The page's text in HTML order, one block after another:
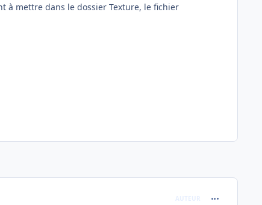
à mettre dans le dossier Texture, le fichier
AUTEUR